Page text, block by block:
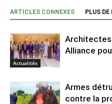
ARTICLES CONNEXES PLUS DE
Actualités
Architectes
Alliance
Armes
contre la